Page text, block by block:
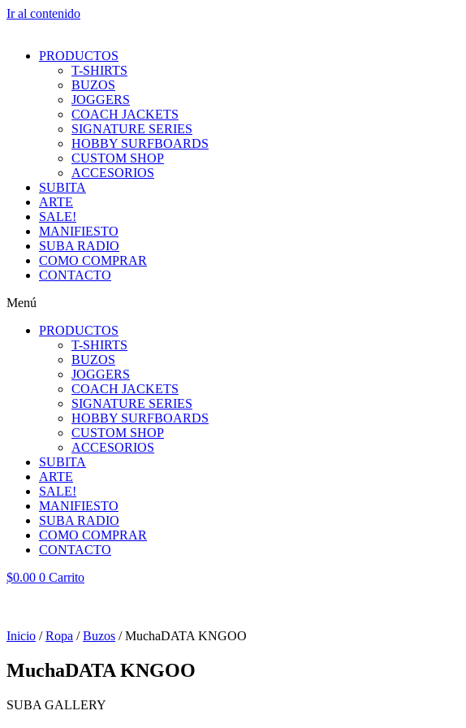
Ir al contenido
PRODUCTOS
T-SHIRTS
BUZOS
JOGGERS
COACH JACKETS
SIGNATURE SERIES
HOBBY SURFBOARDS
CUSTOM SHOP
ACCESORIOS
SUBITA
ARTE
SALE!
MANIFIESTO
SUBA RADIO
COMO COMPRAR
CONTACTO
Menú
PRODUCTOS
T-SHIRTS
BUZOS
JOGGERS
COACH JACKETS
SIGNATURE SERIES
HOBBY SURFBOARDS
CUSTOM SHOP
ACCESORIOS
SUBITA
ARTE
SALE!
MANIFIESTO
SUBA RADIO
COMO COMPRAR
CONTACTO
$0.00 0 Carrito
Inicio /Ropa /Buzos / MuchaDATA KNGOO
MuchaDATA KNGOO
SUBA GALLERY